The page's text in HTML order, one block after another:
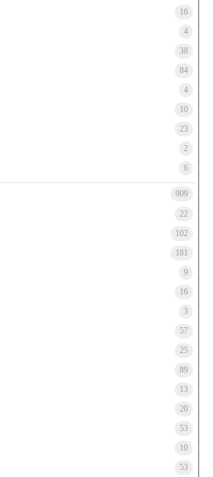
16
4
38
84
4
10
23
2
6
909
22
102
181
9
16
3
57
25
89
13
20
53
10
53